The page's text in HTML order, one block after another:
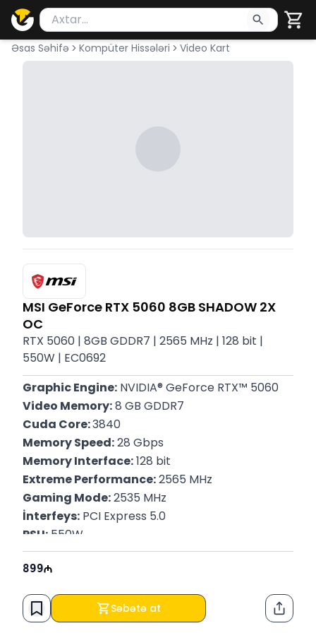
Məhsul axtar
Axtarış üçün ən azı 2 simvol yazın. Göndərmək
Əsas Səhifə Kompüter Hissələri Video Kart
MSI GeForce RTX 5060 8GB SHADOW 2X
OC
RTX 5060 | 8GB GDDR7 | 2565 MHz | 128 bit |
550W | EC0692
Graphic Engine: NVIDIA® GeForce RTX™ 5060
Video Memory: 8 GB GDDR7
Cuda Core: 3840
Memory Speed: 28 Gbps
Memory Interface: 128 bit
Extreme Performance: 2565 MHz
Gaming Mode: 2535 MHz
İnterfeys: PCI Express 5.0
PSU: 550W
Connector: 1x 8-pin
Zəmanət:
899
Səbətə at